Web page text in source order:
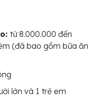
từ 8.000.000 đến
(đã bao gồm bữa ăn
lớn và 1 trẻ em